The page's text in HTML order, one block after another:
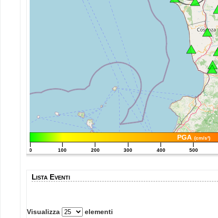
PGA (cm/s²)
|
0
|
100
|
200
|
300
|
400
|
500
Lista Eventi
Visualizza
elementi